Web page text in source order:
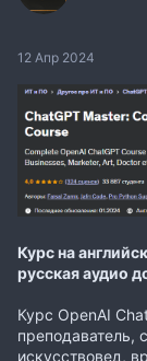
12 Апр 2024
Курс на
русская аудио
Курс OpenAI
преподаватель,
искусствовед,